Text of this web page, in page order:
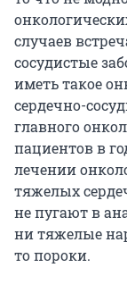
случаев
сосудистые
иметь такое
сердечно-
главного
пациентов в
лечении
тяжелых
не пугают в
ни тяжелые
то пороки.